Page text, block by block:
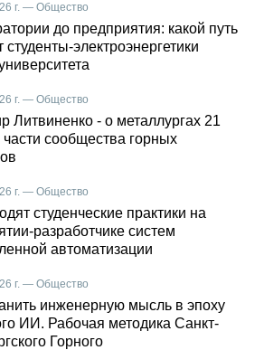
г. — Общество
до предприятия: какой путь
студенты-электроэнергетики
г. — Общество
Литвиненко - о металлургах 21
части сообщества горных
г. — Общество
студенческие практики на
разработчике систем
автоматизации
г. — Общество
инженерную мысль в эпоху
ИИ. Рабочая методика Санкт-
Горного